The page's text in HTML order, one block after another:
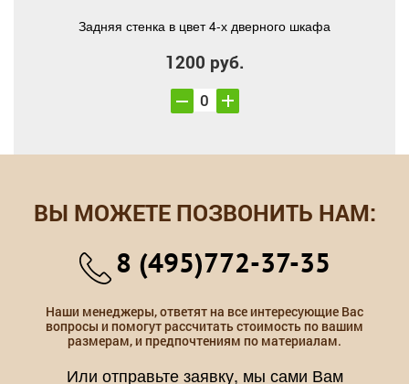
Задняя стенка в цвет 4-х дверного шкафа
1200 руб.
ВЫ МОЖЕТЕ ПОЗВОНИТЬ НАМ:
8 (495)772-37-35
Наши менеджеры, ответят на все интересующие Вас
вопросы и помогут рассчитать стоимость по вашим
размерам, и предпочтениям по материалам.
Или отправьте заявку, мы сами Вам